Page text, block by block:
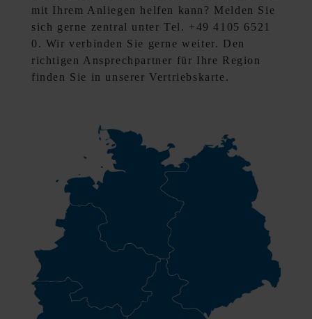
mit Ihrem Anliegen helfen kann? Melden Sie
sich gerne zentral unter Tel. +49 4105 6521
0. Wir verbinden Sie gerne weiter. Den
richtigen Ansprechpartner für Ihre Region
finden Sie in unserer Vertriebskarte.